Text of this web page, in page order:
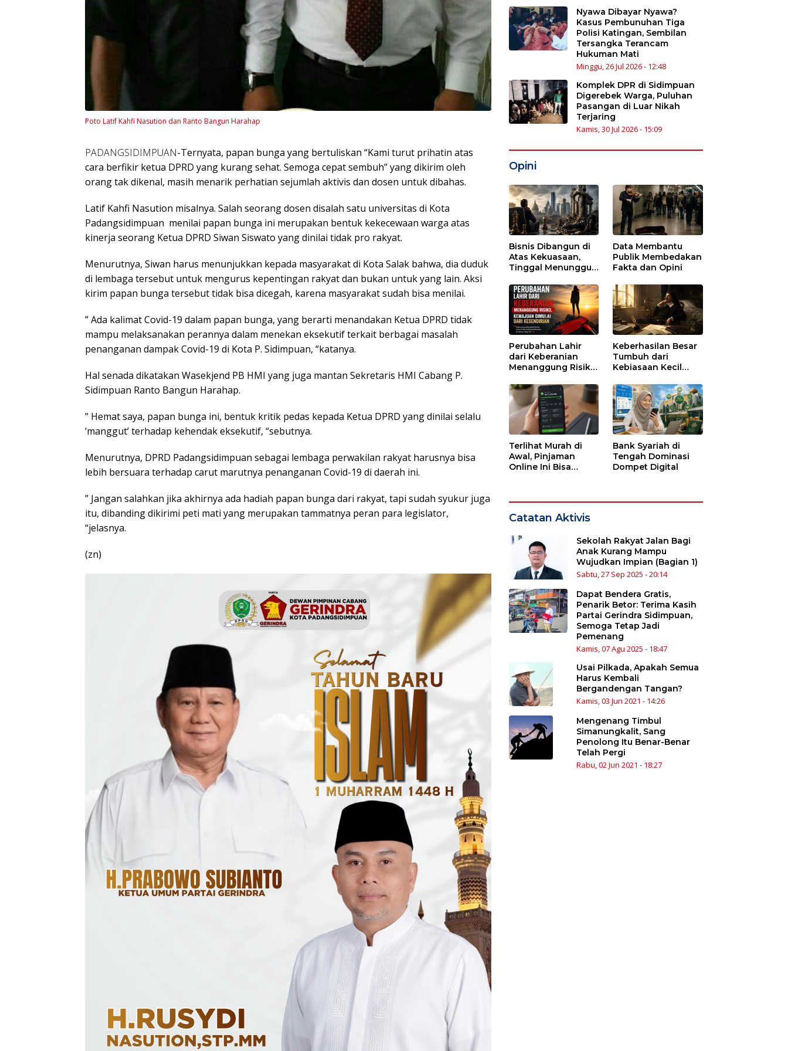
Poto Latif Kahfi Nasution dan Ranto Bangun Harahap
PADANGSIDIMPUAN-Ternyata, papan bunga yang bertuliskan “Kami turut prihatin atas
cara berfikir ketua DPRD yang kurang sehat. Semoga cepat sembuh” yang dikirim oleh
orang tak dikenal, masih menarik perhatian sejumlah aktivis dan dosen untuk dibahas.
Latif Kahfi Nasution misalnya. Salah seorang dosen disalah satu universitas di Kota
Padangsidimpuan menilai papan bunga ini merupakan bentuk kekecewaan warga atas
kinerja seorang Ketua DPRD Siwan Siswato yang dinilai tidak pro rakyat.
Menurutnya, Siwan harus menunjukkan kepada masyarakat di Kota Salak bahwa, dia duduk
di lembaga tersebut untuk mengurus kepentingan rakyat dan bukan untuk yang lain. Aksi
kirim papan bunga tersebut tidak bisa dicegah, karena masyarakat sudah bisa menilai.
” Ada kalimat Covid-19 dalam papan bunga, yang berarti menandakan Ketua DPRD tidak
mampu melaksanakan perannya dalam menekan eksekutif terkait berbagai masalah
penanganan dampak Covid-19 di Kota P. Sidimpuan, “katanya.
Hal senada dikatakan Wasekjend PB HMI yang juga mantan Sekretaris HMI Cabang P.
Sidimpuan Ranto Bangun Harahap.
” Hemat saya, papan bunga ini, bentuk kritik pedas kepada Ketua DPRD yang dinilai selalu
‘manggut’ terhadap kehendak eksekutif, “sebutnya.
Menurutnya, DPRD Padangsidimpuan sebagai lembaga perwakilan rakyat harusnya bisa
lebih bersuara terhadap carut marutnya penanganan Covid-19 di daerah ini.
” Jangan salahkan jika akhirnya ada hadiah papan bunga dari rakyat, tapi sudah syukur juga
itu, dibanding dikirimi peti mati yang merupakan tammatnya peran para legislator,
“jelasnya.
(zn)
Nyawa Dibayar Nyawa?
Kasus Pembunuhan Tiga
Polisi Katingan, Sembilan
Tersangka Terancam
Hukuman Mati
Minggu, 26 Jul 2026 - 12:48
Komplek DPR di Sidimpuan
Digerebek Warga, Puluhan
Pasangan di Luar Nikah
Terjaring
Kamis, 30 Jul 2026 - 15:09
Opini
Bisnis Dibangun di
Atas Kekuasaan,
Tinggal Menunggu
Data Membantu
Publik Membedakan
Fakta dan Opini
Perubahan Lahir
dari Keberanian
Menanggung Risiko,
dari Kesendirian
Keberhasilan Besar
Tumbuh dari
Kebiasaan Kecil
dengan Sabar
Terlihat Murah di
Awal, Pinjaman
Online Ini Bisa
Bank Syariah di
Tengah Dominasi
Dompet Digital
Catatan Aktivis
Sekolah Rakyat Jalan Bagi
Anak Kurang Mampu
Wujudkan Impian (Bagian 1)
Sabtu, 27 Sep 2025 - 20:14
Dapat Bendera Gratis,
Penarik Betor: Terima Kasih
Partai Gerindra Sidimpuan,
Semoga Tetap Jadi
Pemenang
Kamis, 07 Agu 2025 - 18:47
Usai Pilkada, Apakah Semua
Harus Kembali
Bergandengan Tangan?
Kamis, 03 Jun 2021 - 14:26
Mengenang Timbul
Simanungkalit, Sang
Penolong Itu Benar-Benar
Telah Pergi
Rabu, 02 Jun 2021 - 18:27